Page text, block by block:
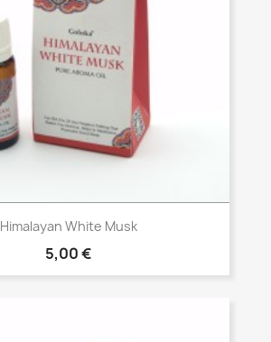
Vista rápida
Himalayan White Musk
5,00 €